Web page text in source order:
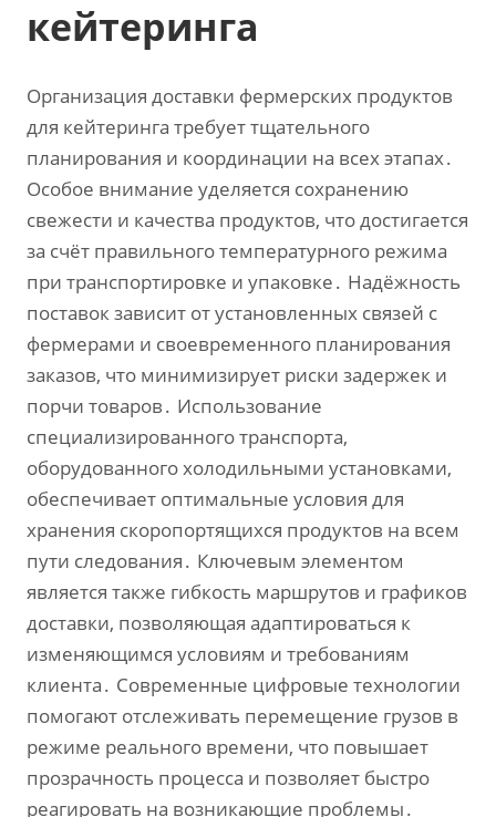
кейтеринга
Организация доставки фермерских продуктов
для кейтеринга требует тщательного
планирования и координации на всех этапах․
Особое внимание уделяется сохранению
свежести и качества продуктов‚ что достигается
за счёт правильного температурного режима
при транспортировке и упаковке․ Надёжность
поставок зависит от установленных связей с
фермерами и своевременного планирования
заказов‚ что минимизирует риски задержек и
порчи товаров․ Использование
специализированного транспорта‚
оборудованного холодильными установками‚
обеспечивает оптимальные условия для
хранения скоропортящихся продуктов на всем
пути следования․ Ключевым элементом
является также гибкость маршрутов и графиков
доставки‚ позволяющая адаптироваться к
изменяющимся условиям и требованиям
клиента․ Современные цифровые технологии
помогают отслеживать перемещение грузов в
режиме реального времени‚ что повышает
прозрачность процесса и позволяет быстро
реагировать на возникающие проблемы․